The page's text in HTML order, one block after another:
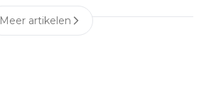
Meer artikelen